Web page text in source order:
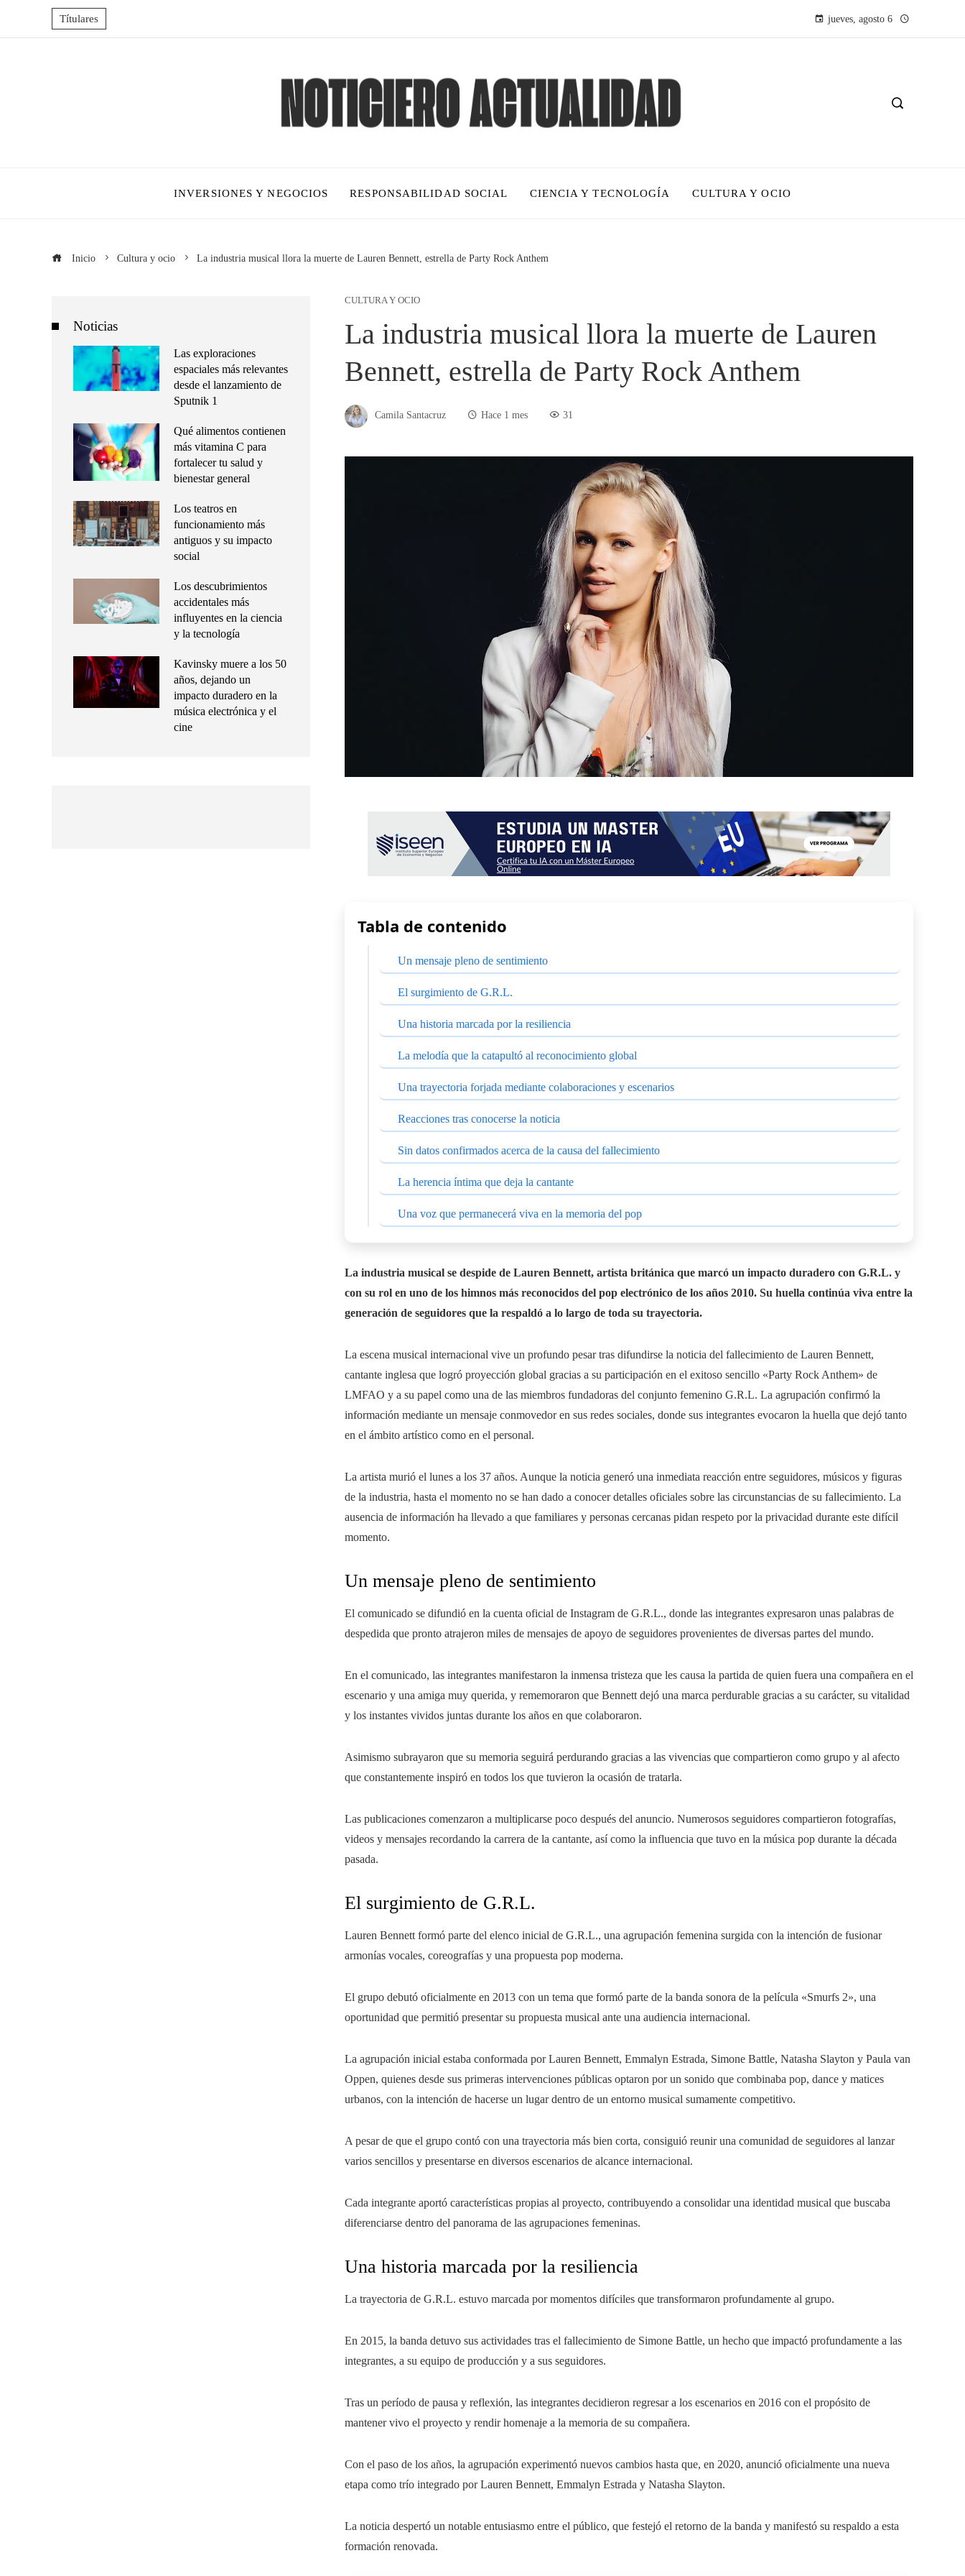
Títulares jueves, agosto 6
INVERSIONES Y NEGOCIOS RESPONSABILIDAD SOCIAL CIENCIA Y TECNOLOGÍA CULTURA Y OCIO
Inicio Cultura y ocio La industria musical llora la muerte de Lauren Bennett, estrella de Party Rock Anthem
CULTURA Y OCIO
La industria musical llora la muerte de Lauren
Bennett, estrella de Party Rock Anthem
Camila Santacruz Hace 1 mes 31
Tabla de contenido
Un mensaje pleno de sentimiento
El surgimiento de G.R.L.
Una historia marcada por la resiliencia
La melodía que la catapultó al reconocimiento global
Una trayectoria forjada mediante colaboraciones y escenarios
Reacciones tras conocerse la noticia
Sin datos confirmados acerca de la causa del fallecimiento
La herencia íntima que deja la cantante
Una voz que permanecerá viva en la memoria del pop
La industria musical se despide de Lauren Bennett, artista británica que marcó un impacto duradero con G.R.L. y
con su rol en uno de los himnos más reconocidos del pop electrónico de los años 2010. Su huella continúa viva entre la
generación de seguidores que la respaldó a lo largo de toda su trayectoria.
La escena musical internacional vive un profundo pesar tras difundirse la noticia del fallecimiento de Lauren Bennett,
cantante inglesa que logró proyección global gracias a su participación en el exitoso sencillo «Party Rock Anthem» de
LMFAO y a su papel como una de las miembros fundadoras del conjunto femenino G.R.L. La agrupación confirmó la
información mediante un mensaje conmovedor en sus redes sociales, donde sus integrantes evocaron la huella que dejó tanto
en el ámbito artístico como en el personal.
La artista murió el lunes a los 37 años. Aunque la noticia generó una inmediata reacción entre seguidores, músicos y figuras
de la industria, hasta el momento no se han dado a conocer detalles oficiales sobre las circunstancias de su fallecimiento. La
ausencia de información ha llevado a que familiares y personas cercanas pidan respeto por la privacidad durante este difícil
momento.
Un mensaje pleno de sentimiento
El comunicado se difundió en la cuenta oficial de Instagram de G.R.L., donde las integrantes expresaron unas palabras de
despedida que pronto atrajeron miles de mensajes de apoyo de seguidores provenientes de diversas partes del mundo.
En el comunicado, las integrantes manifestaron la inmensa tristeza que les causa la partida de quien fuera una compañera en el
escenario y una amiga muy querida, y rememoraron que Bennett dejó una marca perdurable gracias a su carácter, su vitalidad
y los instantes vividos juntas durante los años en que colaboraron.
Asimismo subrayaron que su memoria seguirá perdurando gracias a las vivencias que compartieron como grupo y al afecto
que constantemente inspiró en todos los que tuvieron la ocasión de tratarla.
Las publicaciones comenzaron a multiplicarse poco después del anuncio. Numerosos seguidores compartieron fotografías,
videos y mensajes recordando la carrera de la cantante, así como la influencia que tuvo en la música pop durante la década
pasada.
El surgimiento de G.R.L.
Lauren Bennett formó parte del elenco inicial de G.R.L., una agrupación femenina surgida con la intención de fusionar
armonías vocales, coreografías y una propuesta pop moderna.
El grupo debutó oficialmente en 2013 con un tema que formó parte de la banda sonora de la película «Smurfs 2», una
oportunidad que permitió presentar su propuesta musical ante una audiencia internacional.
La agrupación inicial estaba conformada por Lauren Bennett, Emmalyn Estrada, Simone Battle, Natasha Slayton y Paula van
Oppen, quienes desde sus primeras intervenciones públicas optaron por un sonido que combinaba pop, dance y matices
urbanos, con la intención de hacerse un lugar dentro de un entorno musical sumamente competitivo.
A pesar de que el grupo contó con una trayectoria más bien corta, consiguió reunir una comunidad de seguidores al lanzar
varios sencillos y presentarse en diversos escenarios de alcance internacional.
Cada integrante aportó características propias al proyecto, contribuyendo a consolidar una identidad musical que buscaba
diferenciarse dentro del panorama de las agrupaciones femeninas.
Una historia marcada por la resiliencia
La trayectoria de G.R.L. estuvo marcada por momentos difíciles que transformaron profundamente al grupo.
En 2015, la banda detuvo sus actividades tras el fallecimiento de Simone Battle, un hecho que impactó profundamente a las
integrantes, a su equipo de producción y a sus seguidores.
Tras un período de pausa y reflexión, las integrantes decidieron regresar a los escenarios en 2016 con el propósito de
mantener vivo el proyecto y rendir homenaje a la memoria de su compañera.
Con el paso de los años, la agrupación experimentó nuevos cambios hasta que, en 2020, anunció oficialmente una nueva
etapa como trío integrado por Lauren Bennett, Emmalyn Estrada y Natasha Slayton.
La noticia despertó un notable entusiasmo entre el público, que festejó el retorno de la banda y manifestó su respaldo a esta
formación renovada.
Noticias
Las exploraciones
espaciales más relevantes
desde el lanzamiento de
Sputnik 1
Qué alimentos contienen
más vitamina C para
fortalecer tu salud y
bienestar general
Los teatros en
funcionamiento más
antiguos y su impacto
social
Los descubrimientos
accidentales más
influyentes en la ciencia
y la tecnología
Kavinsky muere a los 50
años, dejando un
impacto duradero en la
música electrónica y el
cine